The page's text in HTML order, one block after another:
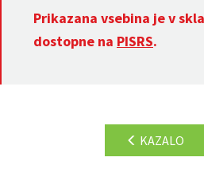
Prikazana vsebina je v
dostopne na PISRS.
KAZALO